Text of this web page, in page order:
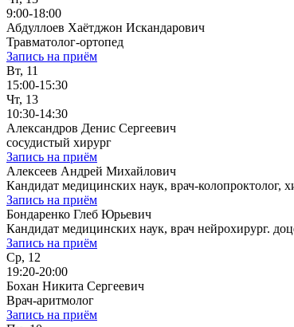
9:00-18:00
Абдуллоев Хаётджон Искандарович
Травматолог-ортопед
Запись на приём
Вт, 11
15:00-15:30
Чт, 13
10:30-14:30
Александров Денис Сергеевич
сосудистый хирург
Запись на приём
Алексеев Андрей Михайлович
Кандидат медицинских наук, врач-колопроктолог,
Запись на приём
Бондаренко Глеб Юрьевич
Кандидат медицинских наук, врач нейрохирург.
Запись на приём
Ср, 12
19:20-20:00
Бохан Никита Сергеевич
Врач-аритмолог
Запись на приём